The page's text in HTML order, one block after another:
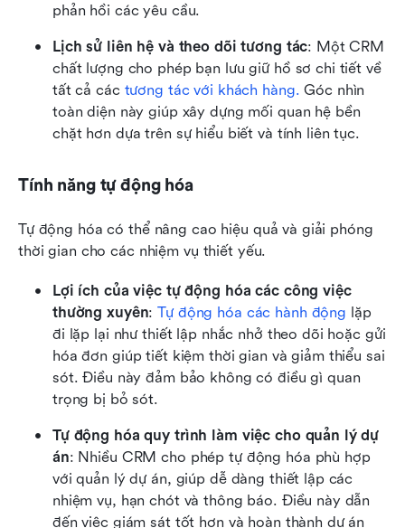
phản hồi các yêu cầu.
Lịch sử liên hệ và theo dõi tương tác: Một CRM
chất lượng cho phép bạn lưu giữ hồ sơ chi tiết về
tất cả các tương tác với khách hàng. Góc nhìn
toàn diện này giúp xây dựng mối quan hệ bền
chặt hơn dựa trên sự hiểu biết và tính liên tục.
Tính năng tự động hóa
Tự động hóa có thể nâng cao hiệu quả và giải phóng
thời gian cho các nhiệm vụ thiết yếu.
Lợi ích của việc tự động hóa các công việc
thường xuyên: Tự động hóa các hành động lặp
đi lặp lại như thiết lập nhắc nhở theo dõi hoặc gửi
hóa đơn giúp tiết kiệm thời gian và giảm thiểu sai
sót. Điều này đảm bảo không có điều gì quan
trọng bị bỏ sót.
Tự động hóa quy trình làm việc cho quản lý dự
án: Nhiều CRM cho phép tự động hóa phù hợp
với quản lý dự án, giúp dễ dàng thiết lập các
nhiệm vụ, hạn chót và thông báo. Điều này dẫn
đến việc giám sát tốt hơn và hoàn thành dự án